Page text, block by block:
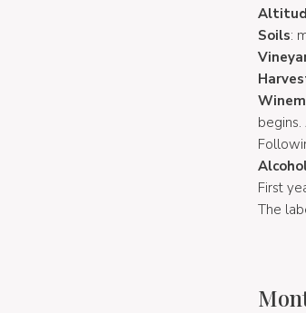
Soils:
First
The